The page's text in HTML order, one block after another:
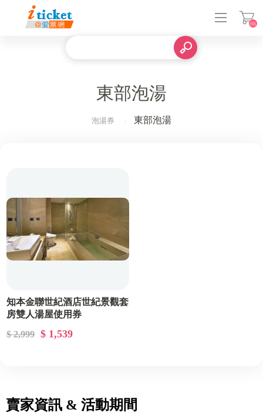
(0)
東部泡湯
泡湯券 東部泡湯
知本金聯世紀酒店世紀景觀套
房雙人湯屋使用券
$ 2,999
$ 1,539
賣家資訊 & 活動期間